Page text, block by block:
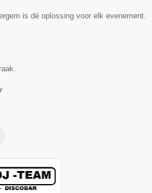
is dé oplossing voor elk evenement.